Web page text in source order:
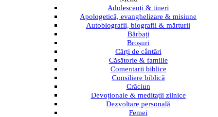
Adolescenți & tineri
Apologetică, evanghelizare & misiune
Autobiografii, biografii & mărturii
Bărbați
Broșuri
Cărți de cântări
Căsătorie & familie
Comentarii biblice
Consiliere biblică
Crăciun
Devoționale & meditații zilnice
Dezvoltare personală
Femei